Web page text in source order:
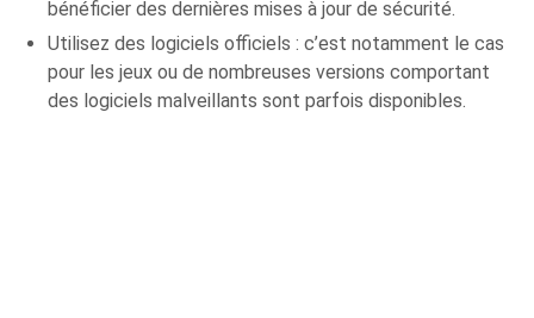
bénéficier des dernières mises à jour de sécurité.
Utilisez des logiciels officiels : c’est notamment le cas
pour les jeux ou de nombreuses versions comportant
des logiciels malveillants sont parfois disponibles.